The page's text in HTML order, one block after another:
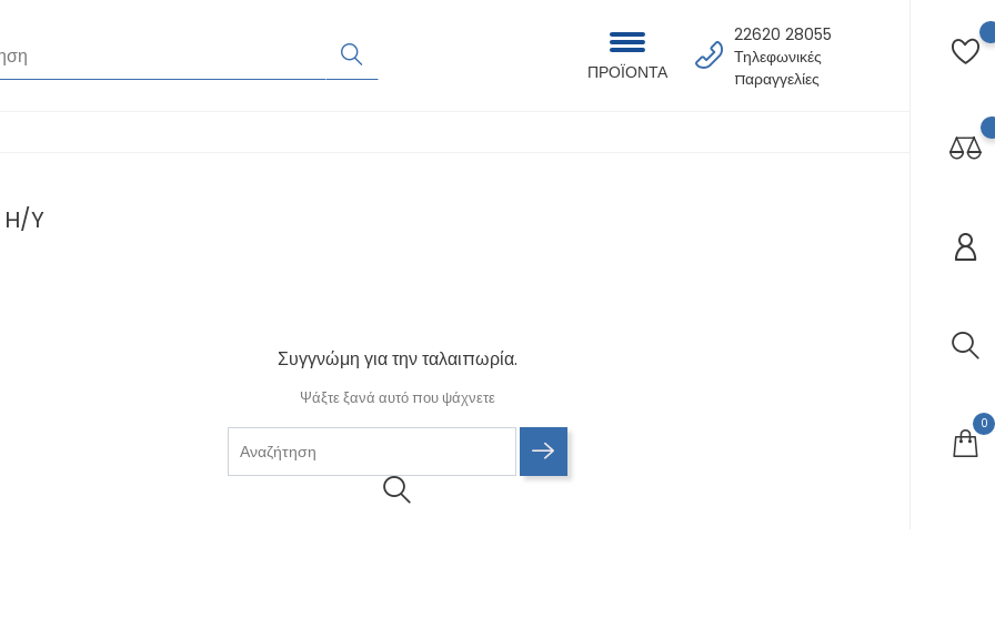
0
ΠΡΟΪΟΝΤΑ
22620 28055
Τηλεφωνικές
παραγγελίες
H/Y
Συγγνώμη για την ταλαιπωρία.
Ψάξτε ξανά αυτό που ψάχνετε